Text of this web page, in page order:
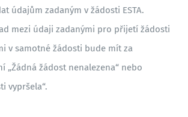
údajům zadaným v žádosti ESTA.
mezi údaji zadanými pro přijetí žádosti
v samotné žádosti bude mít za
„Žádná žádost nenalezena“ nebo
vypršela“.